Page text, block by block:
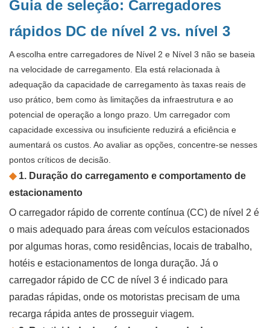
Guia de seleção: Carregadores
rápidos DC de nível 2 vs. nível 3
A escolha entre carregadores de Nível 2 e Nível 3 não se baseia
na velocidade de carregamento. Ela está relacionada à
adequação da capacidade de carregamento às taxas reais de
uso prático, bem como às limitações da infraestrutura e ao
potencial de operação a longo prazo. Um carregador com
capacidade excessiva ou insuficiente reduzirá a eficiência e
aumentará os custos. Ao avaliar as opções, concentre-se nesses
pontos críticos de decisão.
◆1. Duração do carregamento e comportamento de
estacionamento
O carregador rápido de corrente contínua (CC) de nível 2 é
o mais adequado para áreas com veículos estacionados
por algumas horas, como residências, locais de trabalho,
hotéis e estacionamentos de longa duração. Já o
carregador rápido de CC de nível 3 é indicado para
paradas rápidas, onde os motoristas precisam de uma
recarga rápida antes de prosseguir viagem.